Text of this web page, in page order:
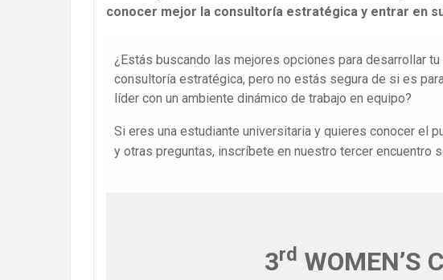
conocer mejor la consultoría estratégica y entrar en
¿Estás buscando las mejores opciones para desarrollar
consultoría estratégica, pero no estás segura de si es
líder con un ambiente dinámico de trabajo en equipo?
Si eres una estudiante universitaria y quieres conocer el
y otras preguntas, inscríbete en nuestro tercer encuentro
3rd WOMEN’S